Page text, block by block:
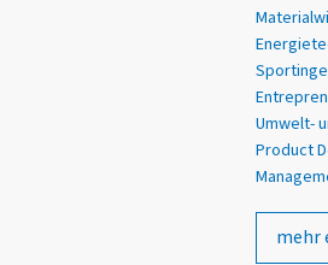
Umwelt-
Product
mehr